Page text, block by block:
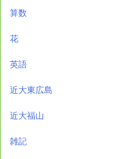
算数
花
英語
近大東広島
近大福山
雑記